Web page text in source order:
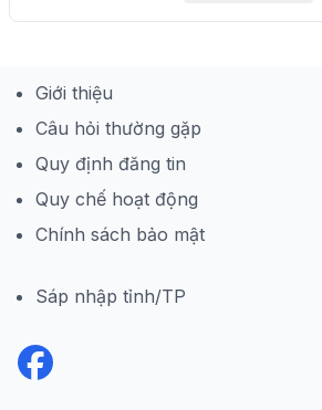
Giới thiệu
Câu hỏi thường gặp
Quy định đăng tin
Quy chế hoạt động
Chính sách bảo mật
Sáp nhập tỉnh/TP